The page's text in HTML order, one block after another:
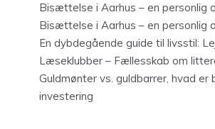
Bisættelse i Aarhus – en personlig
Bisættelse i Aarhus – en personlig
En dybdegående guide til livsstil:
Læseklubber – Fællesskab om
Guldmønter vs. guldbarrer, hvad er
investering